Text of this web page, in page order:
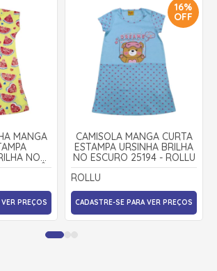
MANGA
NO
ANGERÔ
PREÇOS
16%
OFF
CAMISOLA MANGA CURTA
ESTAMPA URSINHA BRILHA
NO ESCURO 25194 - ROLLU
ROLLU
CADASTRE-SE PARA VER PREÇOS